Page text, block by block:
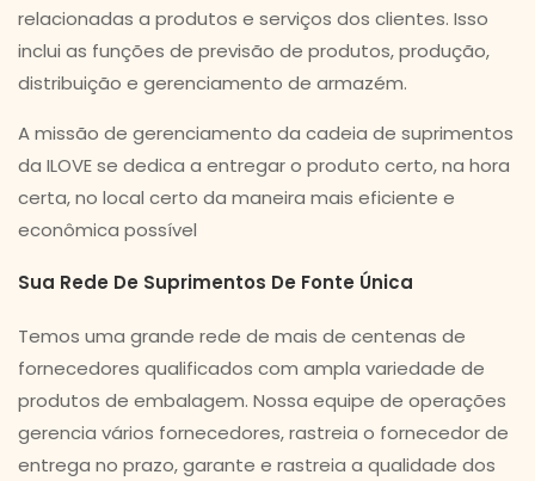
relacionadas a produtos e serviços dos clientes. Isso
inclui as funções de previsão de produtos, produção,
distribuição e gerenciamento de armazém.
A missão de gerenciamento da cadeia de suprimentos
da ILOVE se dedica a entregar o produto certo, na hora
certa, no local certo da maneira mais eficiente e
econômica possível
Sua Rede De Suprimentos De Fonte Única
Temos uma grande rede de mais de centenas de
fornecedores qualificados com ampla variedade de
produtos de embalagem. Nossa equipe de operações
gerencia vários fornecedores, rastreia o fornecedor de
entrega no prazo, garante e rastreia a qualidade dos